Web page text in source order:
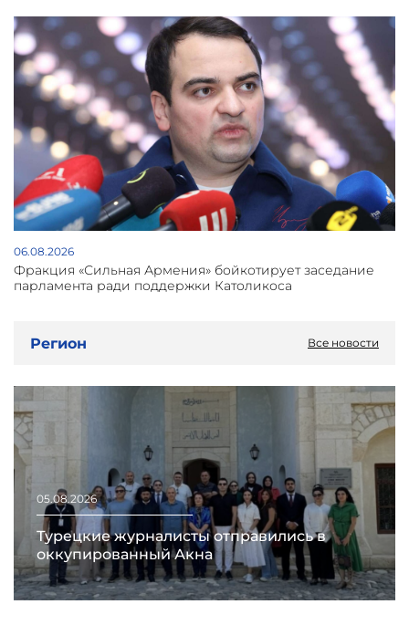
06.08.2026
Фракция «Сильная Армения» бойкотирует заседание
парламента ради поддержки Католикоса
Регион Все новости
05.08.2026
Турецкие журналисты отправились в
оккупированный Акна